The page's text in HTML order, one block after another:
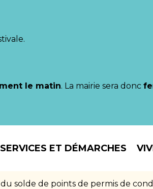
le matin. La mairie sera donc
ET DÉMARCHES
solde de points de permis de